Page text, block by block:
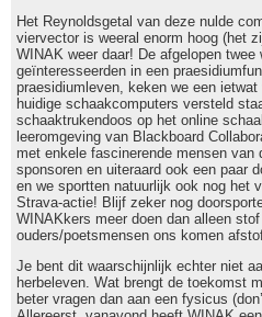
Het Reynoldsgetal van deze nulde
viervector is weeral enorm hoog (het
WINAK weer daar! De afgelopen twee
geïnteresseerden in een
praesidiumleven, keken we een
huidige schaakcomputers versteld
schaaktrukendoos op het online
leeromgeving van Blackboard
met enkele fascinerende mensen van
sponsoren en uiteraard ook een paar
en we sportten natuurlijk ook nog het
Strava-actie! Blijf zeker nog
WINAKkers meer doen dan alleen
ouders/poetsmensen ons komen
Je bent dit waarschijnlijk echter niet
herbeleven. Wat brengt de toekomst
beter vragen dan aan een fysicus